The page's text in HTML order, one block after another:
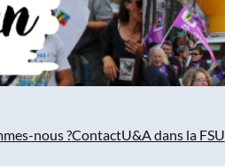
nous ?ContactU&A dans la FSU